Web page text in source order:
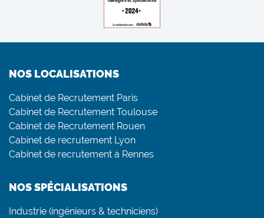
NOS LOCALISATIONS
Cabinet de Recrutement Paris
Cabinet de Recrutement Toulouse
Cabinet de Recrutement Rouen
Cabinet de recrutement Lyon
Cabinet de recrutement à Rennes
NOS SPÉCIALISATIONS
Industrie (ingénieurs & techniciens)